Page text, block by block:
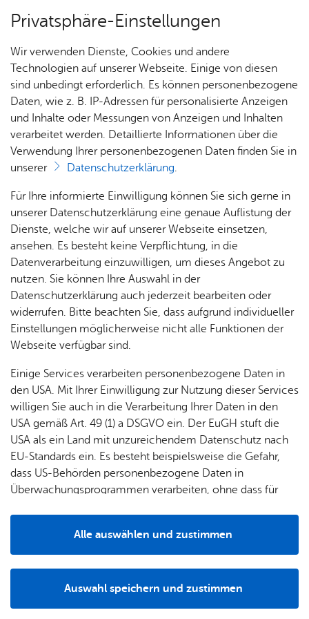
Über­sicht Bür­ger & Stadt
Rat­
haus &
Bür­
ger­
ser­vice
Rat­
häu­ser
& Orts­
ver­
wal­
Ämter
A–Z
Diens
t­leis­
tun­gen
A–Z
For­
Nach­
rich­
ten,
Vi­de­os
& Bil­
der
Me­di­
en­in­
for­ma­
tio­nen
fent­li­
che
Be­
kannt­
ma­
chun­
& TV
Pres­se
Jobs
Stel­
len­an­
ge­bo­te
Aus­bil­
dung &
Stu­di­
um
Bil­
dung
& Be­
treu­
ung
Potz­
be­
treu­
ung
Schu­
len
Bauen
& Um­
welt
Geo­
da­ten
& 3D-
Stadt­
Bau­
stel­len
& Um­
lei­tun­
Um­
welt &
Kli­ma­
Sa­nie­
ren &
bi­li­en
Stadt­
Ge­
sund­
heit &
kum
Ärzte &
Apo­
Fa­mi­lie
& Kin­
der
Se­nio­
ren
Woh­
nen
re­frei
Pfle­ge
& Un­
ter­stüt­
zung
Dienst­leis­tun­gen A–Z
Vor­le­sen
Ver­mitt­lung von Räum­lich­
kei­ten für Ver­ei­ne
Das Amt für Vermessung und Liegenschaften verwaltet
verschiedene Räumlichkeiten in der Stadt Friedrichshafen
und vermittelt diese an suchende Vereine.
Zu­stän­dig­keit
Woh­nungs­ver­wal­tung
Char­lot­ten­stra­ße 12
88045 Fried­richs­ha­fen
Tel. +49 7541 203 54253
Tel. +49 7541 203 54255
woh­nungs­ver­wal­tung@­‍­fried‍richs­‍­hafen.­‍­de
In­for­ma­tio­nen & Öff­nungs­zei­ten
Leis­tungs­de­tails
Privatsphäre-Einstellungen
Wir verwenden Dienste, Cookies und andere
Technologien auf unserer Webseite. Einige von diesen
sind unbedingt erforderlich. Es können personenbezogene
Daten, wie z. B. IP-Adressen für personalisierte Anzeigen
und Inhalte oder Messungen von Anzeigen und Inhalten
verarbeitet werden. Detaillierte Informationen über die
Verwendung Ihrer personenbezogenen Daten finden Sie in
unserer
Datenschutzerklärung.
Für Ihre informierte Einwilligung können Sie sich gerne in
unserer Datenschutzerklärung eine genaue Auflistung der
Dienste, welche wir auf unserer Webseite einsetzen,
ansehen. Es besteht keine Verpflichtung, in die
Datenverarbeitung einzuwilligen, um dieses Angebot zu
nutzen. Sie können Ihre Auswahl in der
Datenschutzerklärung auch jederzeit bearbeiten oder
widerrufen. Bitte beachten Sie, dass aufgrund individueller
Einstellungen möglicherweise nicht alle Funktionen der
Webseite verfügbar sind.
Einige Services verarbeiten personenbezogene Daten in
den USA. Mit Ihrer Einwilligung zur Nutzung dieser Services
willigen Sie auch in die Verarbeitung Ihrer Daten in den
USA gemäß Art. 49 (1) a DSGVO ein. Der EuGH stuft die
USA als ein Land mit unzureichendem Datenschutz nach
EU-Standards ein. Es besteht beispielsweise die Gefahr,
dass US-Behörden personenbezogene Daten in
Überwachungsprogrammen verarbeiten, ohne dass für
Auswahl speichern und zustimmen
Alle auswählen und zustimmen